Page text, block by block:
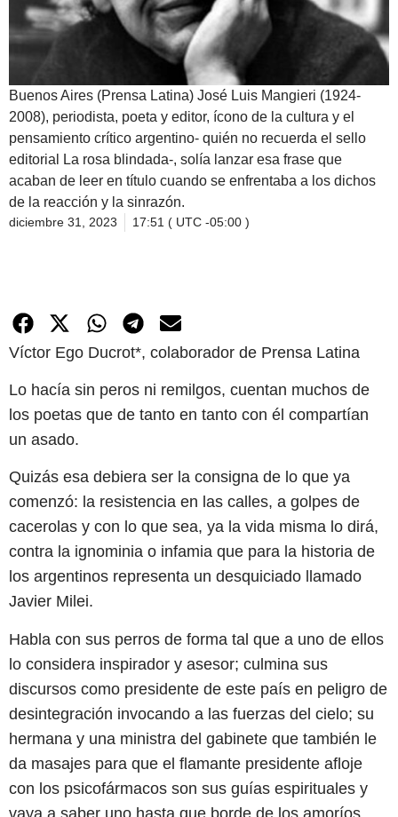
Buenos Aires (Prensa Latina) José Luis Mangieri (1924-
2008), periodista, poeta y editor, ícono de la cultura y el
pensamiento crítico argentino- quién no recuerda el sello
editorial La rosa blindada-, solía lanzar esa frase que
acaban de leer en título cuando se enfrentaba a los dichos
de la reacción y la sinrazón.
diciembre 31, 2023 17:51 ( UTC -05:00 )
Víctor Ego Ducrot*, colaborador de Prensa Latina
Lo hacía sin peros ni remilgos, cuentan muchos de
los poetas que de tanto en tanto con él compartían
un asado.
Quizás esa debiera ser la consigna de lo que ya
comenzó: la resistencia en las calles, a golpes de
cacerolas y con lo que sea, ya la vida misma lo dirá,
contra la ignominia o infamia que para la historia de
los argentinos representa un desquiciado llamado
Javier Milei.
Habla con sus perros de forma tal que a uno de ellos
lo considera inspirador y asesor; culmina sus
discursos como presidente de este país en peligro de
desintegración invocando a las fuerzas del cielo; su
hermana y una ministra del gabinete que también le
da masajes para que el flamante presidente afloje
con los psicofármacos son sus guías espirituales y
vaya a saber uno hasta que borde de los amoríos